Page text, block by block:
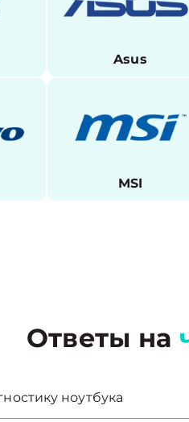
Asus
MSI
Ответы на
ноутбука